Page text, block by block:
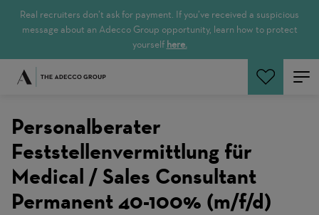
Real recruiters don’t ask for payment. If you’ve received a suspicious
message about an Adecco Group opportunity, learn how to protect
yourself here.
Cerca offerte
Personalberater
Feststellenvermittlung für
Medical / Sales Consultant
Permanent 40-100% (m/f/d)